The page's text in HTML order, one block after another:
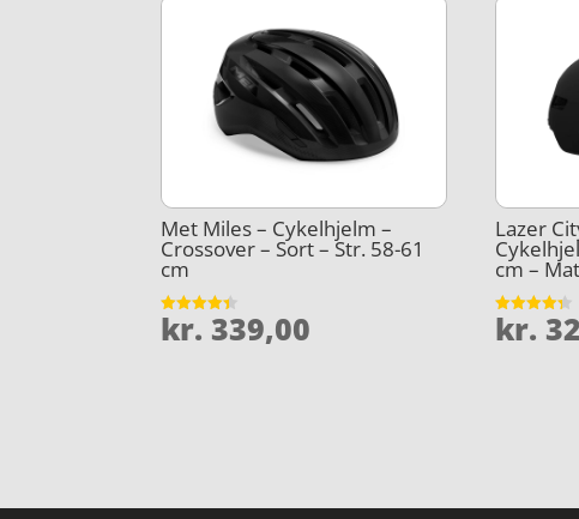
Met Miles – Cykelhjelm –
Crossover – Sort – Str. 58-61
cm
Vurderet
4.4
kr. 339,00
Lazer
cm –
Vurderet
4.3
kr.